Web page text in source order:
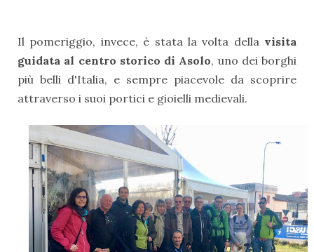
Il pomeriggio, invece, è stata la volta dellavisita
guidata al centro storico di Asolo, uno dei borghi
più belli d'Italia, e sempre piacevole da scoprire
attraverso i suoi portici e gioielli medievali.